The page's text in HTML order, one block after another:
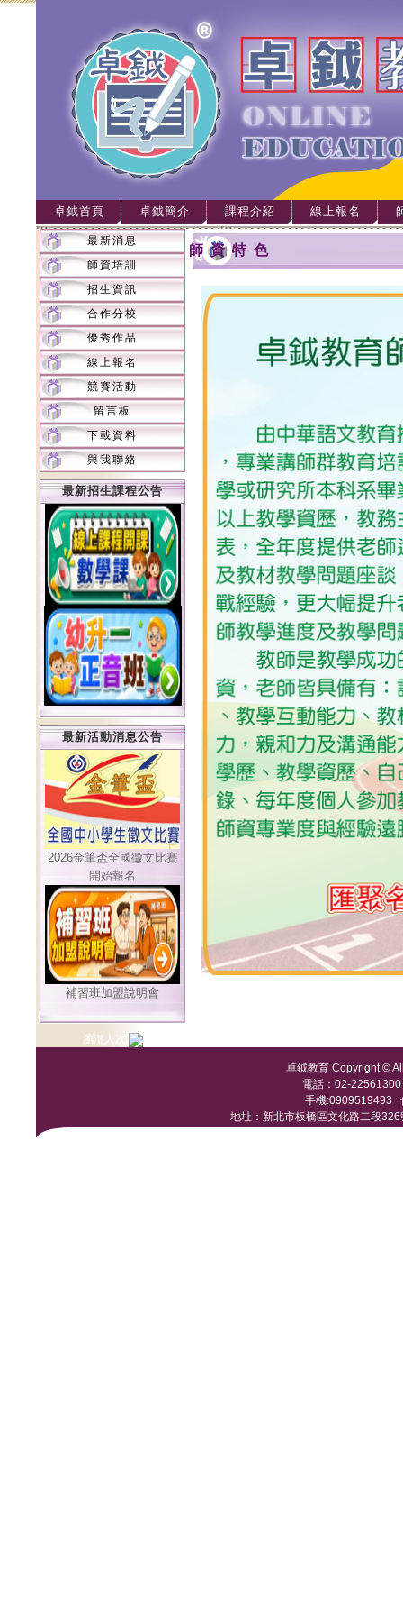
卓鉞首頁 卓鉞簡介 課程介紹 線上報名
最新消息
師資培訓
招生資訊
合作分校
優秀作品
線上報名
競賽活動
留言板
下載資料
與我聯絡
最新招生課程公告
最新活動消息公告
2026金筆盃全國徵文比賽
開始報名
補習班加盟說明會
師資特色
瀏灠人次:
卓鉞教育 Copyright ©
電話：02-
手機:0909519493
地址：新北市板橋區文化路二段